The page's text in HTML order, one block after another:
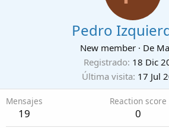
Pedro
New member · De
Registrado 18 Dic
Última visita 17 Jul
Mensajes
19
Reaction score
0